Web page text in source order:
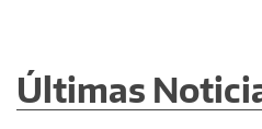
Últimas